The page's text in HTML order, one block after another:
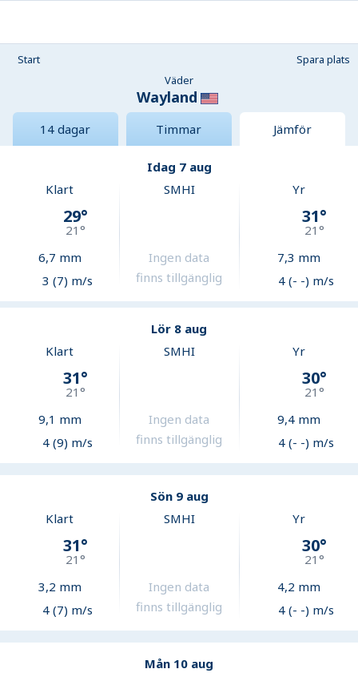
Start
Spara plats
Väder
Wayland
14 dagar Timmar Jämför
Idag 7 aug
Klart
29°
21°
6,7 mm
3 (7) m/s
SMHI
Ingen data
finns tillgänglig
Yr
31°
21°
7,3 mm
4 (- -) m/s
Lör 8 aug
Klart
31°
21°
9,1 mm
4 (9) m/s
SMHI
Ingen data
finns tillgänglig
Yr
30°
21°
9,4mm
4 (- -) m/s
Sön 9 aug
Klart
31°
21°
3,2 mm
4 (7) m/s
SMHI
Ingen data
finns tillgänglig
Yr
30°
21°
4,2 mm
4 (- -) m/s
Mån 10 aug